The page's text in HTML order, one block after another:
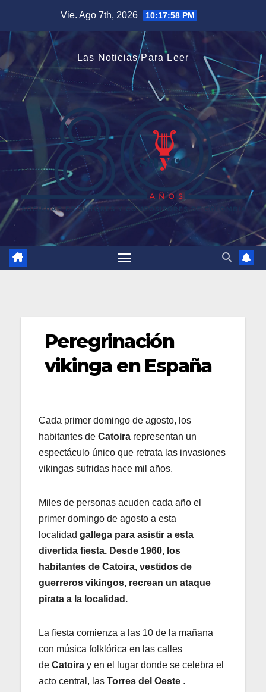
contenido
Vie. Ago 7th, 2026 10:17:58 PM
Las Noticias Para Leer
Peregrinación
vikinga en España
Cada primer domingo de agosto, los
habitantes de Catoira representan un
espectáculo único que retrata las invasiones
vikingas sufridas hace mil años.
Miles de personas acuden cada año el
primer domingo de agosto a esta
localidad gallega para asistir a esta
divertida fiesta. Desde 1960, los
habitantes de Catoira, vestidos de
guerreros vikingos, recrean un ataque
pirata a la localidad.
La fiesta comienza a las 10 de la mañana
con música folklórica en las calles
de Catoira y en el lugar donde se celebra el
acto central, las Torres del Oeste .